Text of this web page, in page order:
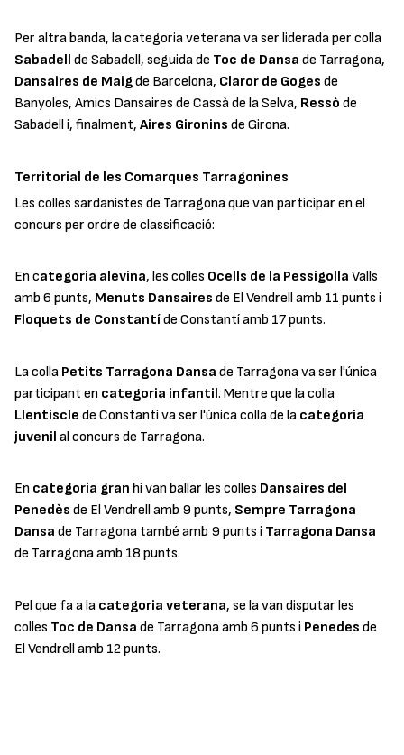
Per altra banda, la categoria veterana va ser liderada per colla
Sabadell de Sabadell, seguida de Toc de Dansa de Tarragona,
Dansaires de Maigde Barcelona, Claror de Goges de
Banyoles, Amics Dansaires de Cassà de la Selva, Ressò de
Sabadell i, finalment, Aires Gironins de Girona.
Territorial de les Comarques Tarragonines
Les colles sardanistes de Tarragona que van participar en el
concurs per ordre de classificació:
En categoria alevina, les colles Ocells de la Pessigolla Valls
amb 6 punts, Menuts Dansaires de El Vendrell amb 11 punts i
Floquets de Constantíde Constantí amb 17 punts.
La colla Petits Tarragona Dansa de Tarragona va ser l'única
participant en categoria infantil. Mentre que la colla
Llentiscle de Constantí va ser l'única colla de la categoria
juvenil al concurs de Tarragona.
En categoria gran hi van ballar les colles Dansaires del
Penedès de El Vendrell amb 9 punts, Sempre Tarragona
Dansa de Tarragona també amb 9 punts i Tarragona Dansa
de Tarragona amb 18 punts.
Pel que fa a la categoria veterana, se la van disputar les
colles Toc de Dansa de Tarragona amb 6 punts i Penedes de
El Vendrell amb 12 punts.